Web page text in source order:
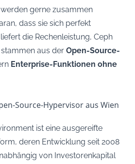
gerne zusammen
dass sie sich perfekt
die Rechenleistung, Ceph
aus der Open-Source-
Enterprise-Funktionen ohne
Source-Hypervisor aus Wien
ist eine ausgereifte
deren Entwicklung seit 2008
von Investorenkapital